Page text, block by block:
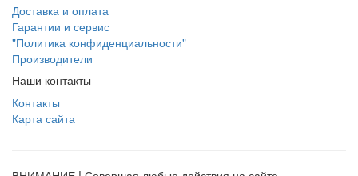
Доставка и оплата
Гарантии и сервис
"Политика конфиденциальности"
Производители
Наши контакты
Контакты
Карта сайта